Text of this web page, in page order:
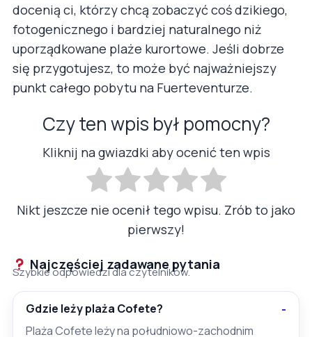
docenią ci, którzy chcą zobaczyć coś dzikiego,
fotogenicznego i bardziej naturalnego niż
uporządkowane plaże kurortowe. Jeśli dobrze
się przygotujesz, to może być najważniejszy
punkt całego pobytu na Fuerteventurze.
Czy ten wpis był pomocny?
Kliknij na gwiazdki aby ocenić ten wpis
Nikt jeszcze nie ocenił tego wpisu. Zrób to jako
pierwszy!
Najczęściej zadawane pytania
Szybkie odpowiedzi dla czytelników.
Gdzie leży plaża Cofete?
Plaża Cofete leży na południowo-zachodnim